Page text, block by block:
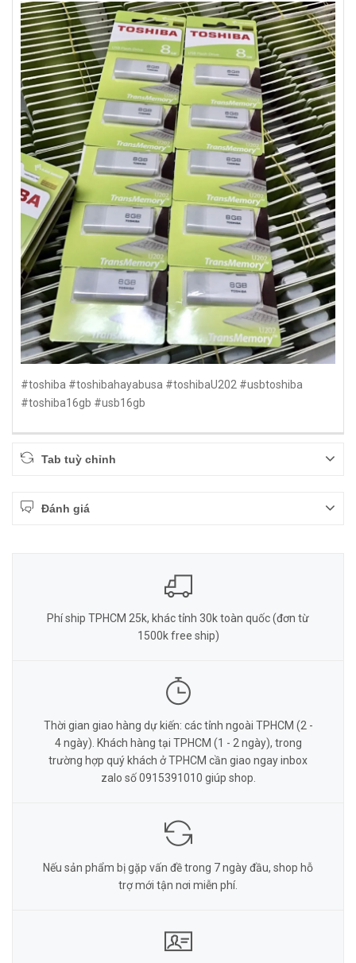
#toshiba #toshibahayabusa #toshibaU202 #usbtoshiba
#toshiba16gb #usb16gb
Tab tuỳ chỉnh
Đánh giá
Phí ship TPHCM 25k, khác tỉnh 30k toàn quốc (đơn từ
1500k free ship)
Thời gian giao hàng dự kiến: các tỉnh ngoài TPHCM (2 -
4 ngày). Khách hàng tại TPHCM (1 - 2 ngày), trong
trường hợp quý khách ở TPHCM cần giao ngay inbox
zalo số 0915391010 giúp shop.
Nếu sản phẩm bị gặp vấn đề trong 7 ngày đầu, shop hỗ
trợ mới tận nơi miễn phí.